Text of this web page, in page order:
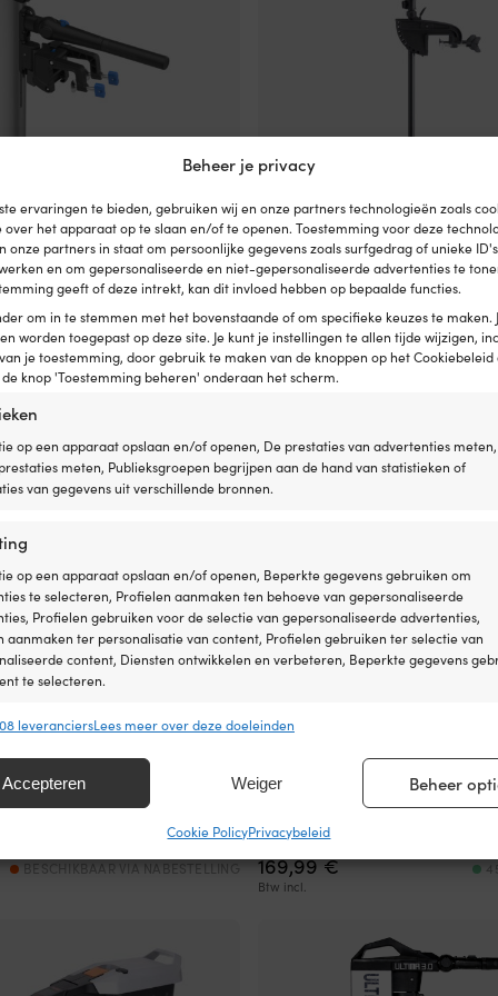
Beheer je privacy
ervaringen te bieden, gebruiken wij en onze partners technologieën zoals
het apparaat op te slaan en/of te openen. Toestemming voor deze
onze partners in staat om persoonlijke gegevens zoals surfgedrag of unieke
en om gepersonaliseerde en niet-gepersonaliseerde advertenties te
geeft of deze intrekt, kan dit invloed hebben op bepaalde functies.
om in te stemmen met het bovenstaande of om specifieke keuzes te maken.
worden toegepast op deze site. Je kunt je instellingen te allen tijde wijzigen,
je toestemming, door gebruik te maken van de knoppen op het
knop 'Toestemming beheren' onderaan het scherm.
op een apparaat opslaan en/of openen, De prestaties van advertenties meten,
meten, Publieksgroepen begrijpen aan de hand van statistieken of
van gegevens uit verschillende bronnen.
op een apparaat opslaan en/of openen, Beperkte gegevens gebruiken om
te selecteren, Profielen aanmaken ten behoeve van gepersonaliseerde
Profielen gebruiken voor de selectie van gepersonaliseerde advertenties,
aanmaken ter personalisatie van content, Profielen gebruiken ter selectie van
content, Diensten ontwikkelen en verbeteren, Beperkte gegevens
te selecteren.
uit andere gegevensbronnen met elkaar matchen en combineren,
apparaten linken, Apparaten identificeren op basis van automatisch
informatie.
voor beveiliging, fraude voorkomen en detecteren en
opsporen, Advertenties en content leveren en tonen,
leveranciersLees meer over deze doeleinden
Accepteren Weiger Beheer
Cookie PolicyPrivacybeleid
Epropulsion eLite, 500 W, 28.3
staartlengte, met
(15 Ah, lithium)
€Oorspronkelijke
prijs
was:
1.239,99 €.
1.209,99€Huidige
prijs
is:
(KAN NABESTELD WORDEN)
Elektrische bootmotor
Endura C2 34 36″, 12 V, 360 W,
schachtlengte, zonder accu
309,99€
Btw incl.
Remigo RemigoOne NEO, 4.0
verstelbare staartlengte, met
(36V, 30.1 Ah, lithium)
BESCHIKBAAR VIA NABESTELLING
Elektrische bootmotor
12 V, 312 W, 71 cm verstelbare
zonder accu
169,99€
Btw incl.